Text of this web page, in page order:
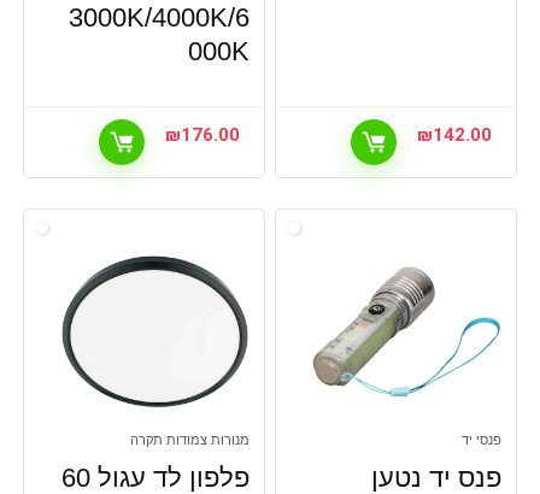
₪142.00
3000K/4000K/6
000K
₪176.00
פנסי יד
פנס יד נטען
מנורות צמודות תקרה
פלפון לד עגול 60